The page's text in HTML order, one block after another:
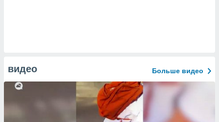
видео Больше видео